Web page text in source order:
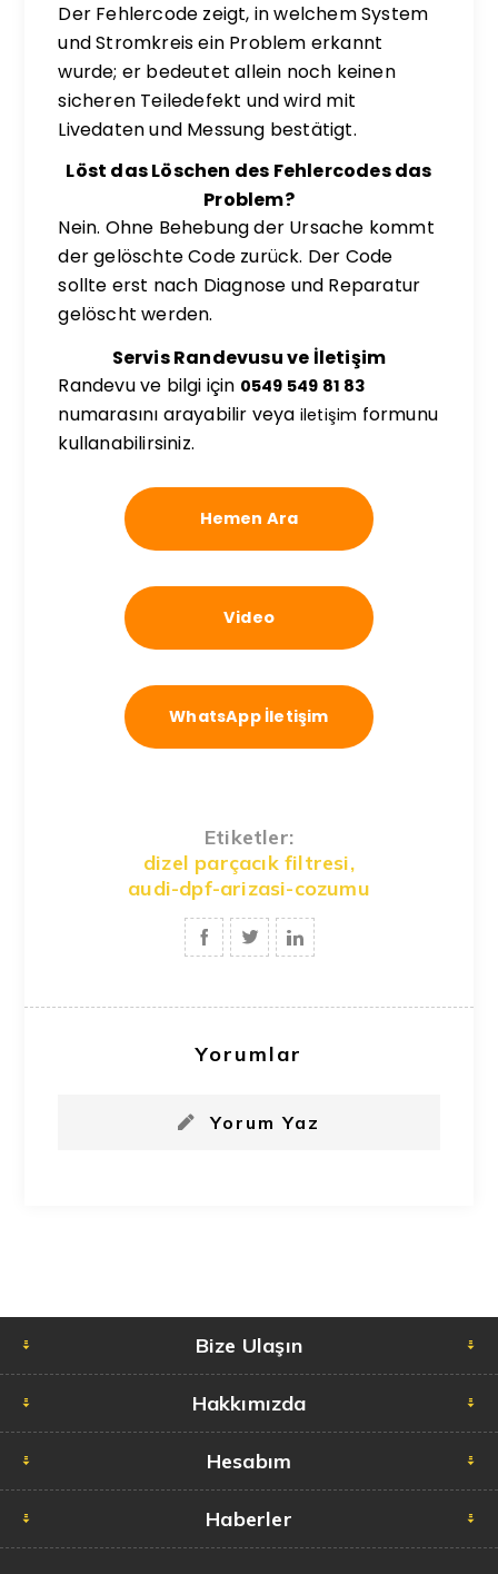
Der Fehlercode zeigt, in welchem System
und Stromkreis ein Problem erkannt
wurde; er bedeutet allein noch keinen
sicheren Teiledefekt und wird mit
Livedaten und Messung bestätigt.
Löst das Löschen des Fehlercodes das
Problem?
Nein. Ohne Behebung der Ursache kommt
der gelöschte Code zurück. Der Code
sollte erst nach Diagnose und Reparatur
gelöscht werden.
Servis Randevusu ve İletişim
Randevu ve bilgi için 0549 549 81 83
numarasını arayabilir veya iletişim formunu
kullanabilirsiniz.
Hemen Ara
Video
WhatsApp İletişim
Etiketler:
dizel parçacık filtresi,
audi-dpf-arizasi-cozumu
Yorumlar
Yorum Yaz
Bize Ulaşın
Hakkımızda
Hesabım
Haberler